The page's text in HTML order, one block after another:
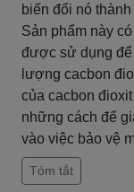
biến đổi nó
Sản phẩm này
được sử dụng
lượng cacbon
của cacbon
những cách để
vào việc bảo vệ
Tóm tắt